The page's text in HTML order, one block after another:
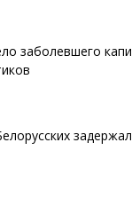
заболевшего